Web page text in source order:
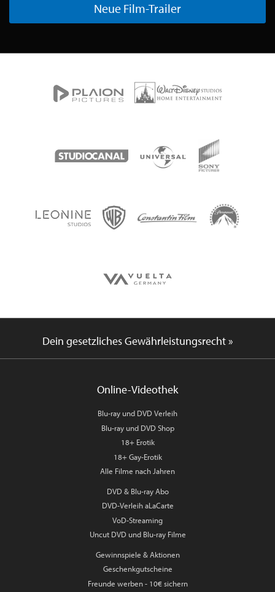
Neue Film-Trailer
Dein gesetzliches Gewährleistungsrecht »
Online-Videothek
Blu-ray und DVD Verleih
Blu-ray und DVD Shop
18+ Erotik
18+ Gay-Erotik
Alle Filme nach Jahren
DVD & Blu-ray Abo
DVD-Verleih aLaCarte
VoD-Streaming
Uncut DVD und Blu-ray Filme
Gewinnspiele & Aktionen
Geschenkgutscheine
Freunde werben - 10€ sichern